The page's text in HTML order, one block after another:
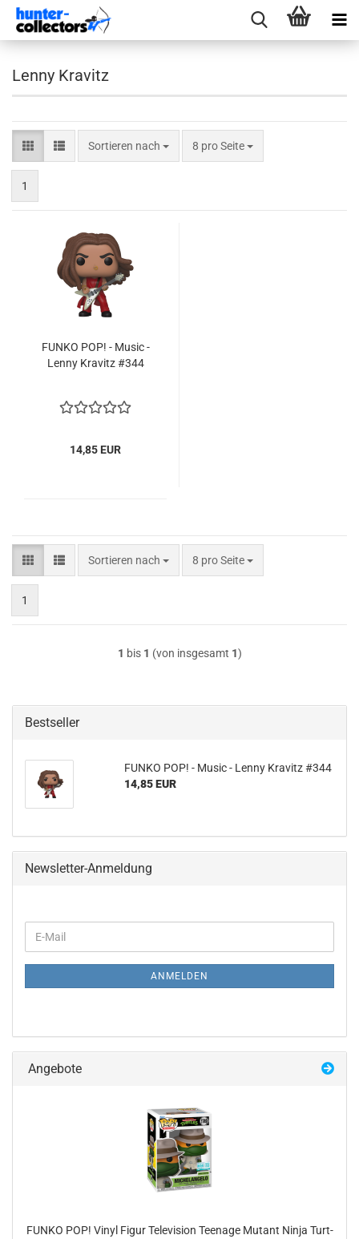
Lenny Kravitz
Sortieren nach
Sortieren nach 8 pro Seite
pro Seite
1
FUNKO POP! - Music -
Lenny Kra­vitz #344
14,85 EUR
Sortieren nach
Sortieren nach 8 pro Seite
pro Seite
1
1 bis 1 (von insgesamt 1)
Bestseller
FUNKO POP! - Music - Lenny Kra­vitz #344
14,85 EUR
Newsletter-Anmeldung
ZUR
E-
Mail
ANMELDEN
Angebote
FUNKO POP! Vinyl Figur Te­le­vi­si­on Teenage Mu­tant Ninja Turt­